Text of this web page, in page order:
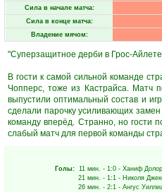
Сила в начале матча:
Сила в конце матча:
Владение мячом:
"Суперзащитное дерби в Грос-
В гости к самой сильной команде
Чопперс, тоже из Кастрайса. Матч
выпустили оптимальный состав и
сделали парочку усиливающих
команду вперёд. Странно, но гости
слабый матч для первой команды
Голы: 11 мин. - 1:0 - Ханиф Долор
21 мин. - 1:1 - Николя
26 мин. - 2:1 - Ангус